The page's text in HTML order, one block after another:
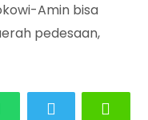
Amin bisa
pedesaan,